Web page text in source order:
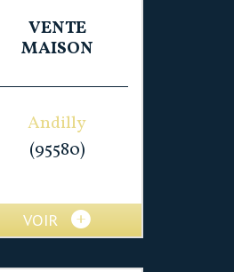
VENTE
MAISON
Andilly
(95580)
VOIR